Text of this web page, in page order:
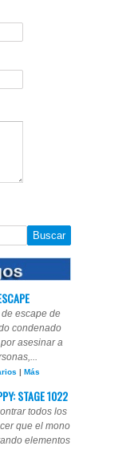
escape de
condenado
asesinar a
| Más
STAGE 1022
todos los
que el mono
elementos